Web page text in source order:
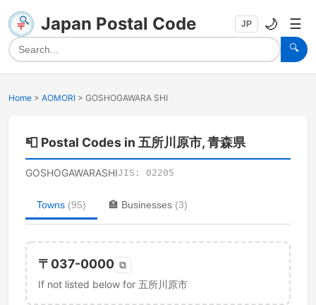
Japan Postal Code
🔍
JP 🌙 ☰
Home > AOMORI > GOSHOGAWARA SHI
📮 Postal Codes in 五所川原市, 青森県
GOSHOGAWARASHIJIS: 02205
Towns (95) 🏣 Businesses (3)
〒 037-0000 ⧉
If not listed below for 五所川原市